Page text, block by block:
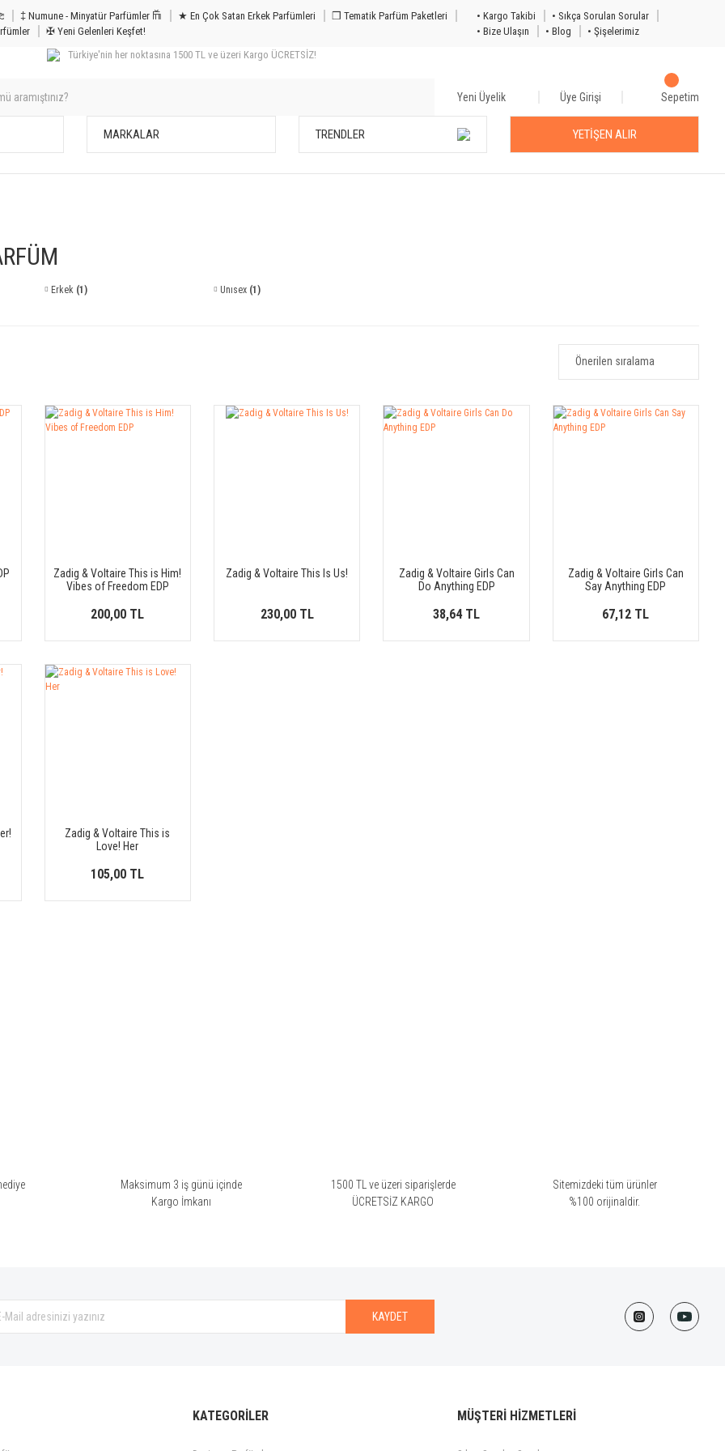
𐦝 ‡ Numune - Minyatür Parfümler 𐙏 ★ En Çok Satan Erkek Parfümleri
❒ Tematik Parfüm Paketleri
✠ Yeni Gelenleri Keşfet!
• Kargo Takibi
• Sıkça Sorulan Sorular
• Bize Ulaşın
• Blog
• Şişelerimiz
Türkiye'nin her noktasına 1500 TL ve üzeri Kargo ÜCRETSİZ!
Yeni Üyelik Üye Girişi Sepetim
MARKALAR TRENDLER YETİŞEN ALIR
Erkek (1) Unısex (1)
Zadig & Voltaire This is Him!
Vibes of Freedom EDP
200,00 TL
Zadig & Voltaire This Is Us!
230,00 TL
Zadig & Voltaire Girls Can
Do Anything EDP
38,64 TL
Zadig & Voltaire Girls Can
Say Anything EDP
67,12 TL
Zadig & Voltaire This is
Love! Her
105,00 TL
Maksimum 3 iş günü içinde
Kargo İmkanı
1500 TL ve üzeri siparişlerde
ÜCRETSİZ KARGO
Sitemizdeki tüm ürünler
%100 orijinaldir.
KAYDET
KATEGORİLER MÜŞTERİ HİZMETLERİ